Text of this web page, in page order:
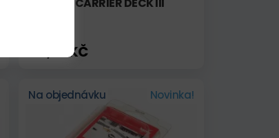
MODERN CARRIER DECK III
512,50 KČ
Na objednávku Novinka!